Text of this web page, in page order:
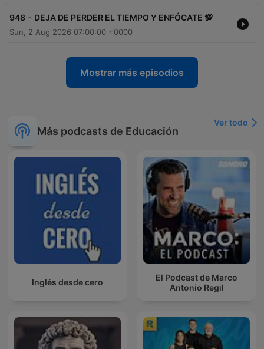
948 - DEJA DE PERDER EL TIEMPO Y ENFÓCATE 💯
Sun, 2 Aug 2026 07:00:00 +0000
Mostrar más episodios
Más podcasts de Educación
Ver todo
Inglés desde cero
El Podcast de Marco
Antonio Regil